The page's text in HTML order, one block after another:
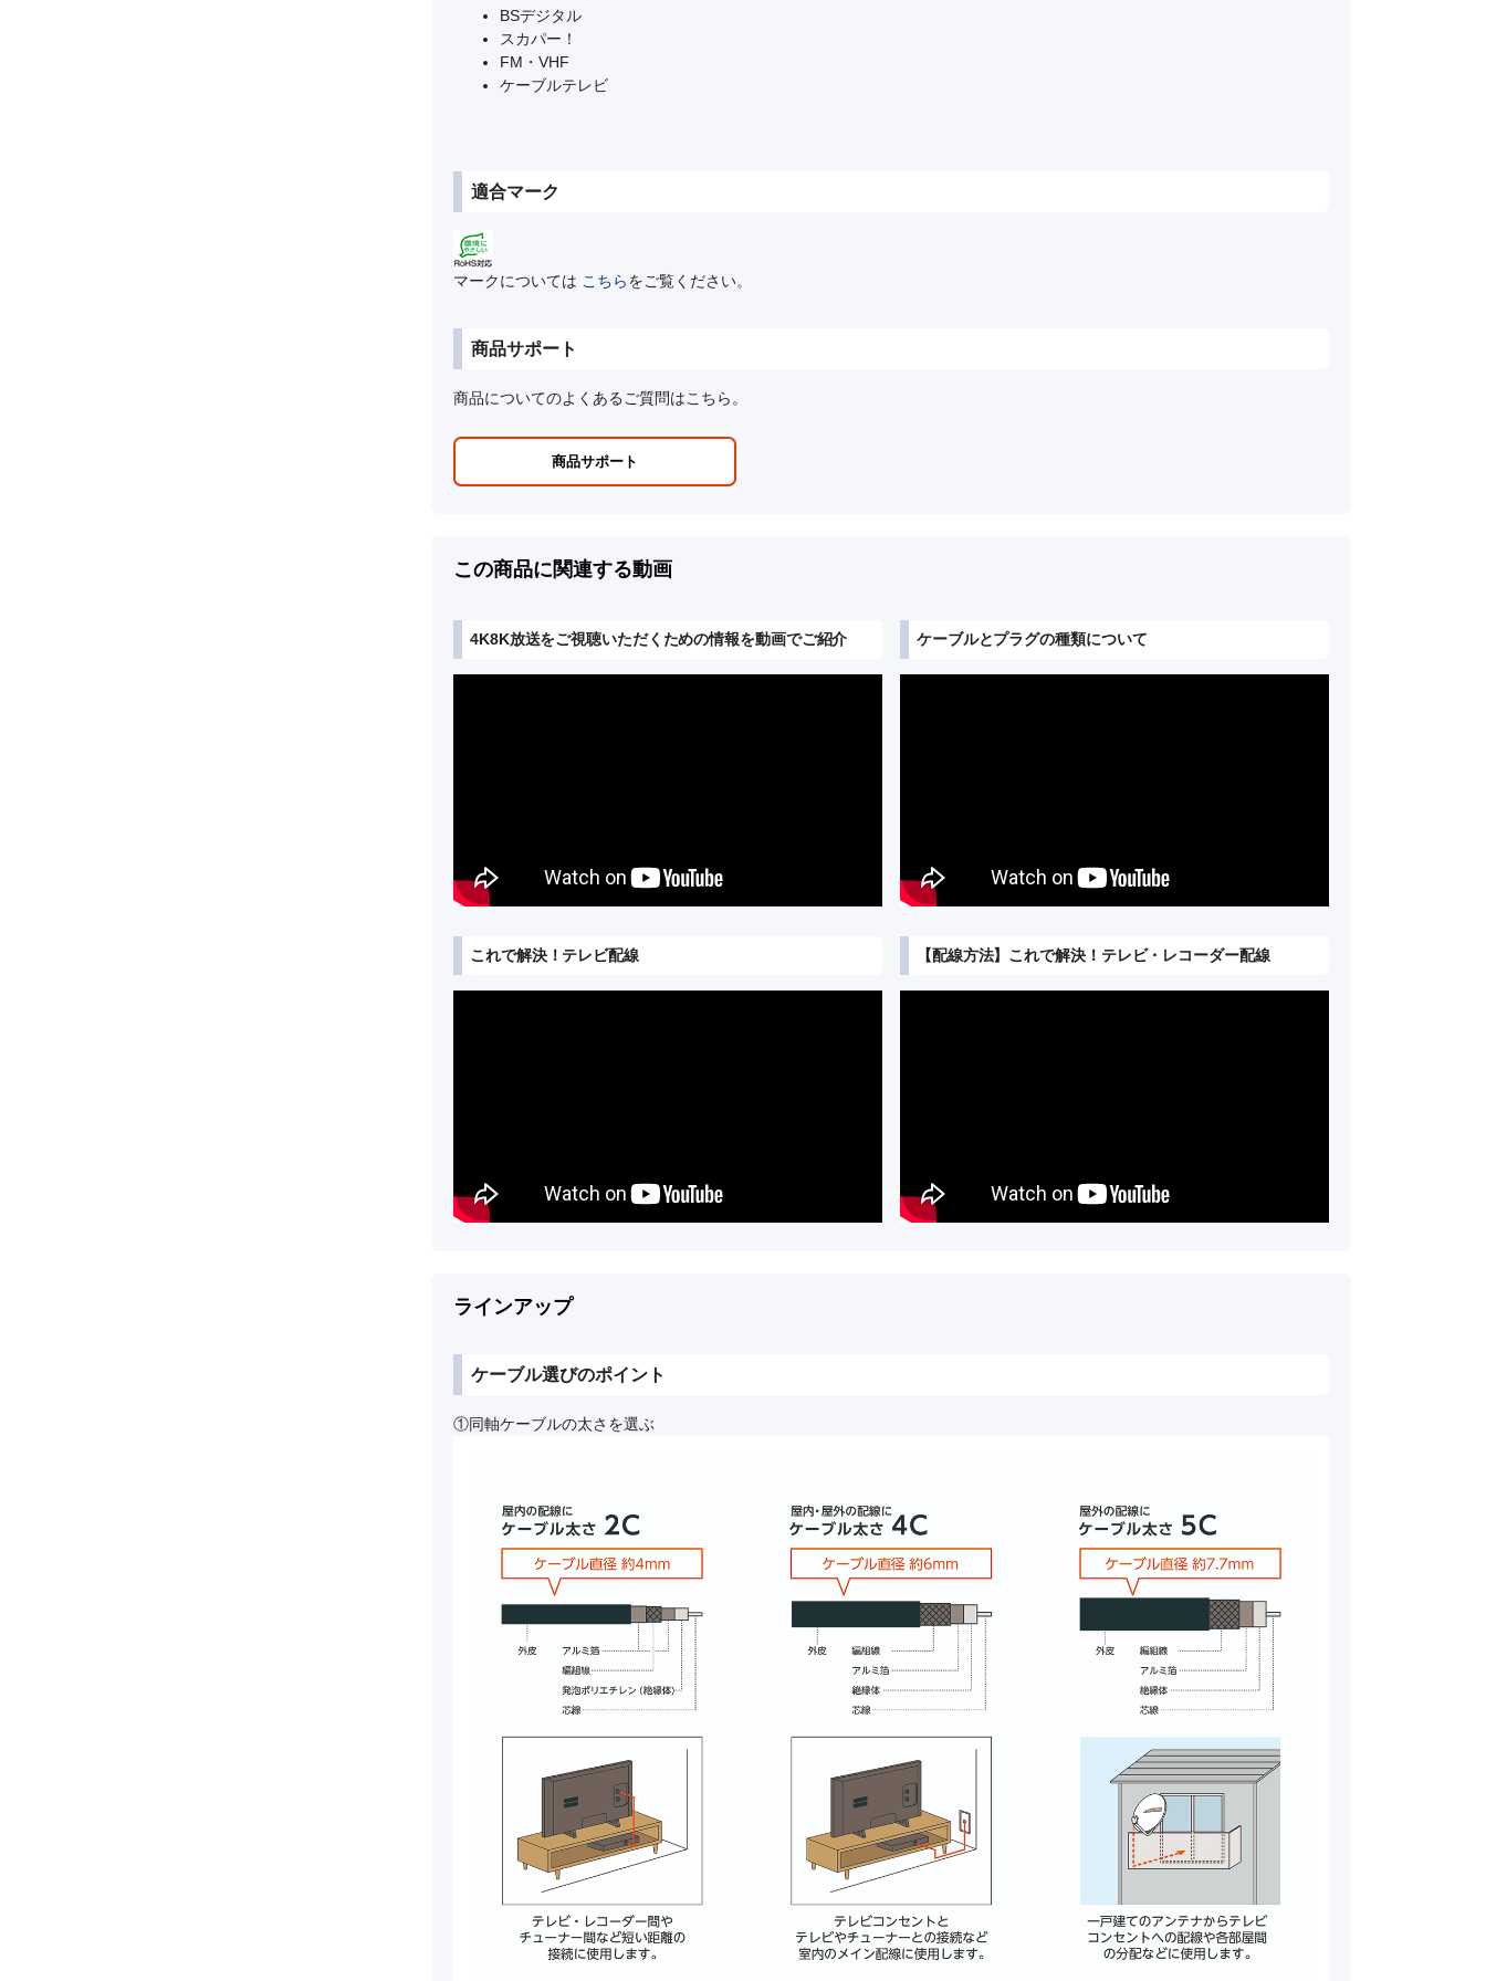
BSデジタル
スカパー！
FM・VHF
ケーブルテレビ
適合マーク
マークについては こちらをご覧ください。
商品サポート
商品についてのよくあるご質問はこちら。
商品サポート
この商品に関連する動画
4K8K放送をご視聴いただくための情報を動画でご紹介 ケーブルとプラグの種類について
これで解決！テレビ配線 【配線方法】これで解決！テレビ・レコーダー配線
ラインアップ
ケーブル選びのポイント
①同軸ケーブルの太さを選ぶ